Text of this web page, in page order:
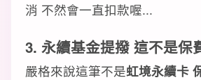
消 不然會一直扣款喔...
3. 永續基金提撥 這不是保
嚴格來說這筆不是虹境永續卡